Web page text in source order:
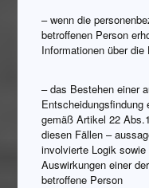
– wenn die
betroffenen Person
Informationen über
– das Bestehen einer
gemäß Artikel 22
diesen Fällen –
involvierte Logik
Auswirkungen einer
betroffene Person